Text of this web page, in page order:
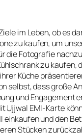
im Leben, ob es
zu kaufen, um
die Fotografie
zu kaufen,
Küche
selbst, dass große
und Engagement
Ujjwal EMI-Karte
einkaufen und den
Stücken